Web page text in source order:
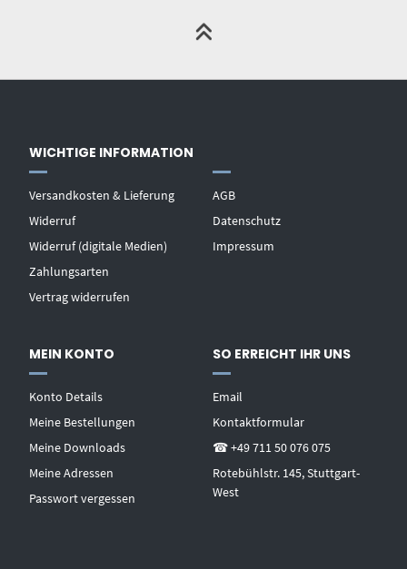
WICHTIGE INFORMATION
Versandkosten & Lieferung
Widerruf
Widerruf (digitale Medien)
Zahlungsarten
Vertrag widerrufen
AGB
Datenschutz
Impressum
MEIN KONTO
Konto Details
Meine Bestellungen
Meine Downloads
Meine Adressen
Passwort vergessen
SO ERREICHT IHR UNS
Email
Kontaktformular
☎ +49 711 50 076 075
Rotebühlstr. 145, Stuttgart-
West